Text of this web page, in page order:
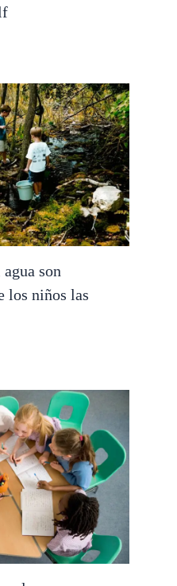
son
los niños las